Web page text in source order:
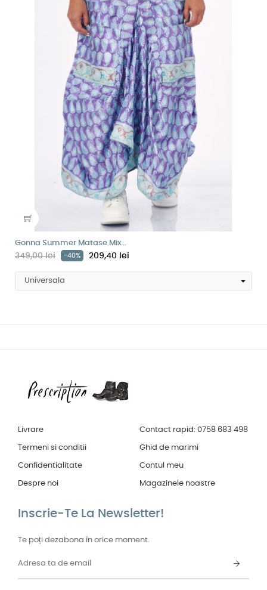
Gonna Summer Matase Mix...
349,00 lei -40% 209,40 lei
Livrare
Termeni si conditii
Confidentialitate
Despre noi
Contact rapid: 0758 683 498
Ghid de marimi
Contul meu
Magazinele noastre
Inscrie-Te La Newsletter!
Te poți dezabona în orice moment.